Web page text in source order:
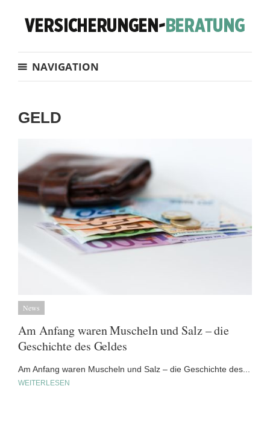
NAVIGATION
GELD
News
Am Anfang waren Muscheln und Salz – die
Geschichte des Geldes
Am Anfang waren Muscheln und Salz – die Geschichte des...
WEITERLESEN